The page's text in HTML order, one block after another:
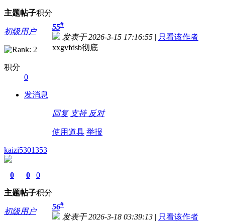
主题帖子积分
初级用户
积分
0
发消息
55#
发表于 2026-3-15 17:16:55 | 只看该作者
xxgvfdsb彻底
回复 支持 反对
使用道具 举报
kaizi5301353
0
主题
0
帖子
0
积分
初级用户
56#
发表于 2026-3-18 03:39:13 | 只看该作者